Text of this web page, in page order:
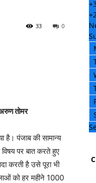
0
33
तोमर
है। पंजाब की सामान्य
पर बात करते हुए
करती है उसे पूरा भी
को हर महीने 1000
+
+